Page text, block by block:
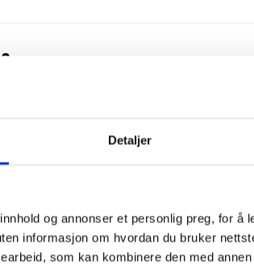
Detaljer
og annonser et personlig preg, for å
informasjon om hvordan du bruker
som kan kombinere den med